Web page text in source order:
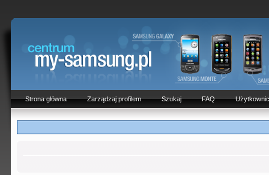
Strona główna Zarządzaj profilem Szukaj FAQ